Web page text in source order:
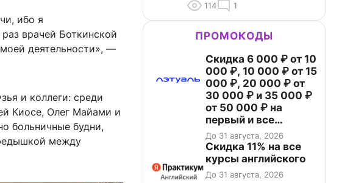
ибо я
врачей Боткинской
деятельности», —
и коллеги: среди
Киосе, Олег Майами и
больничные будни,
между
114 1
ПРОМОКОДЫ
Скидка 6 000 ₽ от 10
000 ₽, 10 000 ₽ от 15
000 ₽, 20 000 ₽ от
30 000 ₽ и 35 000 ₽
от 50 000 ₽ на
первый и все
повторные заказы по
промокоду НАБЕРИ
До 31 августа, 2026
Скидка 11% на все
курсы английского
До 31 августа, 2026